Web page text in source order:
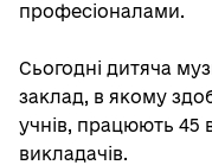
професіоналами.
Сьогодні дитяча
заклад, в якому
учнів, працюють 45
викладачів.